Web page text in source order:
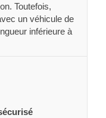
Toutefois,
un véhicule de
inférieure à